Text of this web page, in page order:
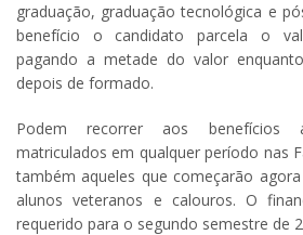
graduação, graduação tecnológica e
benefício o candidato parcela o
pagando a metade do valor
depois de formado.
Podem recorrer aos benefícios
matriculados em qualquer período nas
também aqueles que começarão
alunos veteranos e calouros. O
requerido para o segundo semestre de